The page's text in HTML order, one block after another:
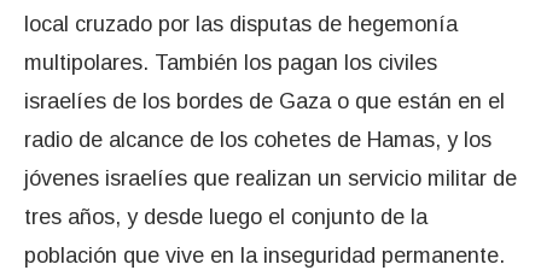
local cruzado por las disputas de hegemonía
multipolares. También los pagan los civiles
israelíes de los bordes de Gaza o que están en el
radio de alcance de los cohetes de Hamas, y los
jóvenes israelíes que realizan un servicio militar de
tres años, y desde luego el conjunto de la
población que vive en la inseguridad permanente.